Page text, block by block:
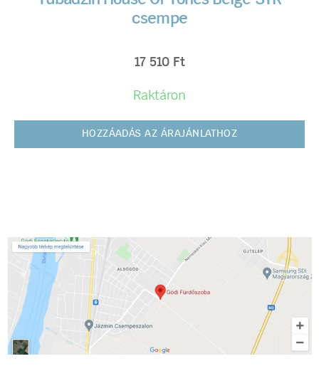
csempe
17 510 Ft
Raktáron
HOZZÁADÁS AZ ÁRAJÁNLATHOZ